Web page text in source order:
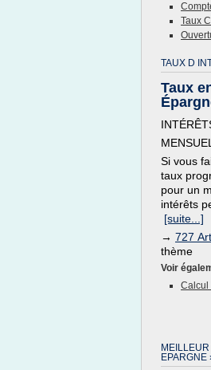
Taux
TAUX D
Taux
Si vous
taux
pour un
intérêts
[suite...]
→ 727
thème
Voir
Calcul
EPARGNE